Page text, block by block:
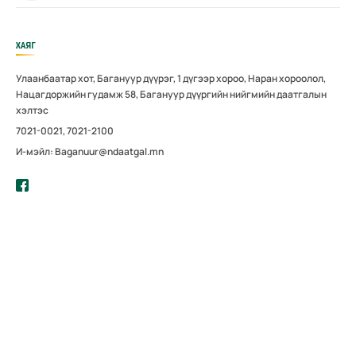
ХАЯГ
Улаанбаатар хот, Багануур дүүрэг, 1 дүгээр хороо, Наран хороолол,
Нацагдоржийн гудамж 58, Багануур дүүргийн нийгмийн даатгалын
хэлтэс
7021-0021, 7021-2100
И-мэйл: Baganuur@ndaatgal.mn